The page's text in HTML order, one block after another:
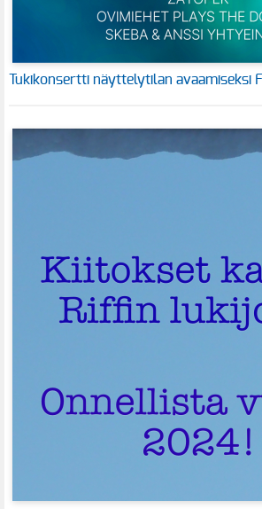
Tukikonsertti näyttelytilan avaamiseksi